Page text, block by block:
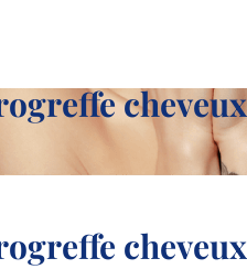
cheveux
cheveux